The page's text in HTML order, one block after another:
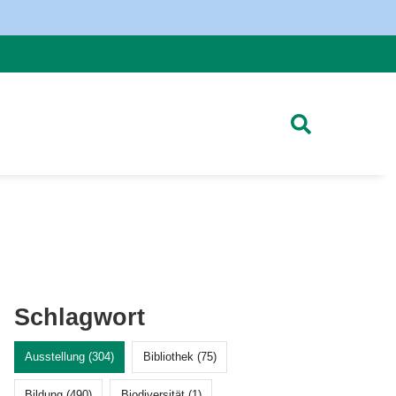
Schlagwort
Ausstellung (304) Bibliothek (75)